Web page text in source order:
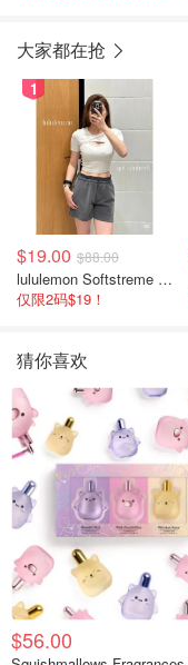
大家都在抢
1
$19.00 $88.00
lululemon Softstreme 女士高腰短裤 10cm
仅限2码$19！
猜你喜欢
$56.00